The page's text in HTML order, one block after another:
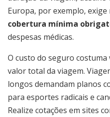
Europa, por exemplo, exige
cobertura mínima
despesas médicas.
O custo do seguro costuma
valor total da viagem.
longos demandam planos
para esportes radicais e
Realize cotações em sites